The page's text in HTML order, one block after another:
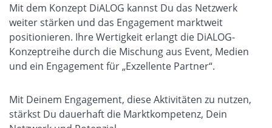
Mit dem Konzept DiALOG kannst Du das Netzwerk
weiter stärken und das Engagement marktweit
positionieren. Ihre Wertigkeit erlangt die DiALOG-
Konzeptreihe durch die Mischung aus Event, Medien
und ein Engagement für „Exzellente Partner“.
Mit Deinem Engagement, diese Aktivitäten zu nutzen,
stärkst Du dauerhaft die Marktkompetenz, Dein